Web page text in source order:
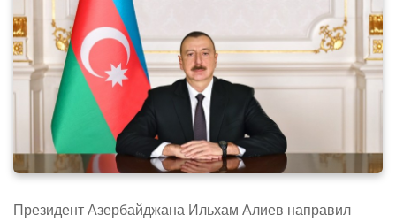
Президент Азербайджана Ильхам Алиев направил